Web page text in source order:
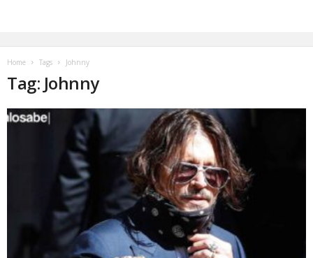
Home Tags Johnny
Tag: Johnny